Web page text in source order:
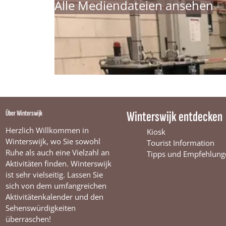
Alle Mediendateien ansehen
Über Winterswijk
Herzlich Willkommen in
Winterswijk, wo Sie sowohl
Ruhe als auch eine Vielzahl an
Aktivitäten finden. Winterswijk
ist sehr vielseitig. Lassen Sie
sich von dem umfangreichen
Aktivitätenkalender und den
Sehenswürdigkeiten
überraschen!
Winterswijk entdecken
Kiosk
Tourist Information
Tipps und